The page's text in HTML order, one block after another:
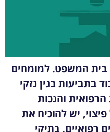
בית המשפט. למומחים
בתביעות בגין נזקי
הרפואית והנכות
יש להוכיח את
רפואיים. בתיקי